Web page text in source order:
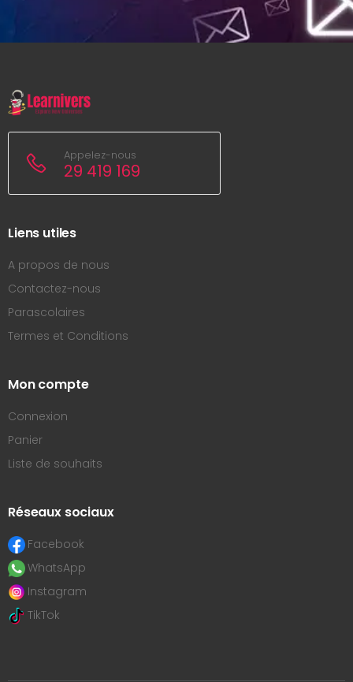
Appelez-nous
29 419 169
Liens utiles
A propos de nous
Contactez-nous
Parascolaires
Termes et Conditions
Mon compte
Connexion
Panier
Liste de souhaits
Réseaux sociaux
Facebook
WhatsApp
Instagram
TikTok